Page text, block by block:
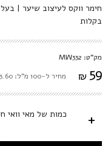
חימר ווקס לעיצוב שיער |
בקלות
מק"ט: MW332
₪ 59 מחיר ל-100 מ"ל: ₪23.60
+ כמות של מאי וואי